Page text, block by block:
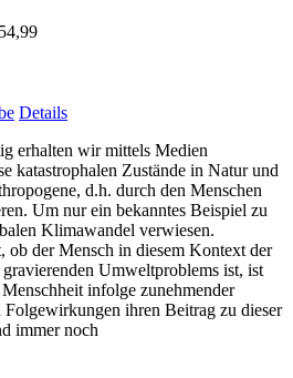
Details
erhalten wir mittels Medien
katastrophalen Zustände in Natur und
d.h. durch den Menschen
Um nur ein bekanntes Beispiel zu
Klimawandel verwiesen.
ob der Mensch in diesem Kontext der
Umweltproblems ist, ist
infolge zunehmender
ihren Beitrag zu dieser
immer noch